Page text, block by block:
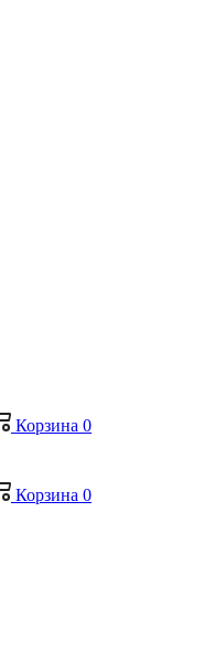
Корзина 0
Корзина 0